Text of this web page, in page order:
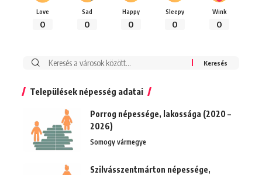
Love
0
Sad
0
Happy
0
Sleepy
0
Wink
0
Keresés:
Települések népesség adatai
Porrog népessége, lakossága (2020 –
2026)
Somogy vármegye
Szilvásszentmárton népessége,